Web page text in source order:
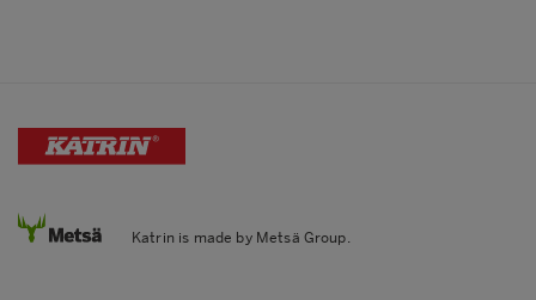
Katrin is made by Metsä Group.